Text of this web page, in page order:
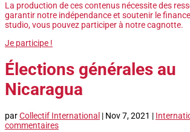
La production de ces contenus nécessite des
garantir notre indépendance et soutenir le
studio, vous pouvez participer à notre cagnotte.
Je participe !
Élections générales au
Nicaragua
parCollectif International | Nov 7, 2021 |
commentaires